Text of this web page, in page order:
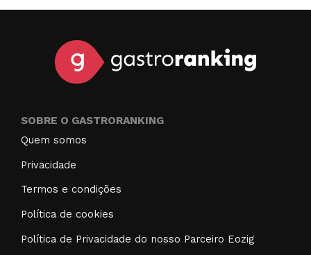
SOBRE O GASTRORANKING
Quem somos
Privacidade
Termos e condições
Política de cookies
Política de Privacidade do nosso Parceiro Eozig